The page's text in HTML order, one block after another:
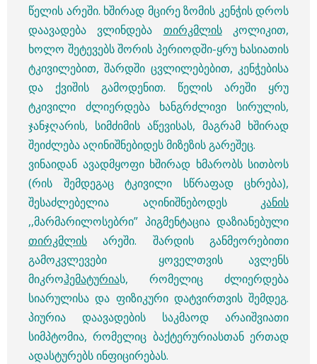
წელის არეში. ხშირად მცირე ზომის კენჭის დროს
დაავადება ვლინდება თირკმლისკოლიკით,
ხოლო შეტევებს შორის პერიოდში-ყრუ ხასიათის
ტკივილებით, შარდში ცვლილებებით, კენჭებისა
და ქვიშის გამოდენით. წელის არეში ყრუ
ტკივილი ძლიერდება ხანგრძლივი სირულის,
ჯანჯღარის, სიმძიმის აწევისას, მაგრამ ხშირად
შეიძლება აღინიშნებიდეს მიზეზის გარეშეც.
ვინაიდან ავადმყოფი ხშირად ხმარობს სითბოს
(რის შემდეგაც ტკივილი სწრაფად ცხრება),
შესაძლებელია აღინიშნებოდეს კანის
,,მარმარილოსებრი” პიგმენტაცია დაზიანებული
თირკმლის არეში. შარდის განმეორებითი
გამოკვლევები ყოველთვის ავლენს
მიკროჰემატურიას, რომელიც ძლიერდება
სიარულისა და ფიზიკური დატვირთვის შემდეგ.
პიურია დაავადების საკმაოდ არაიშვიათი
სიმპტომია, რომელიც ბაქტერურიასთან ერთად
ადასტურებს ინფიცირებას.